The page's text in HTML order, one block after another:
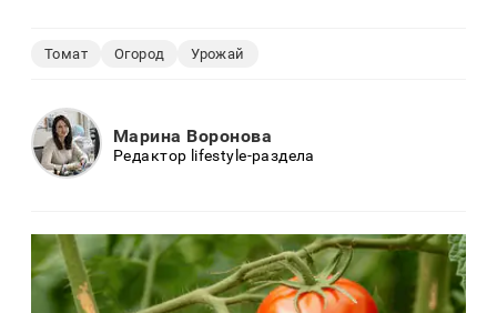
Томат Огород Урожай
Марина Воронова
Редактор lifestyle-раздела